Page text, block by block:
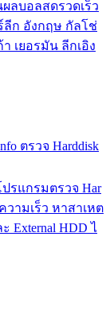
ลบอลสดรวดเร็ว
ลีก อังกฤษ กัลโช่
เยอรมัน ลีกเอิง
ตรวจ Harddisk
รแกรมตรวจ Har
ามเร็ว หาสาเหต
External HDD ไ